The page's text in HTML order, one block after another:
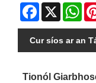
Facebook
X
Cur síos ar an
Tionól